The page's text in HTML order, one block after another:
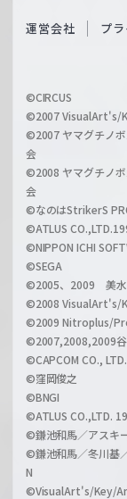
c
a
r
z
運営会社 プ
©CIRCUS
©2007 VisualArt's/
©2007 ヤマグチノボ
会
©2008 ヤマグチノボ
会
©なのはStrikerS
©ATLUS
©NIPPON ICHI
©SEGA
©2005、2009 美水
©2008 VisualArt's/
©2009 Nitroplus/
©2007,2008,2009谷
©CAPCOM CO.,
©窪岡俊之
©BNGI
©ATLUS CO.,LTD.
©鎌池和馬／アスキ
©鎌池和馬／冬川基
N
©VisualArt's/Key/